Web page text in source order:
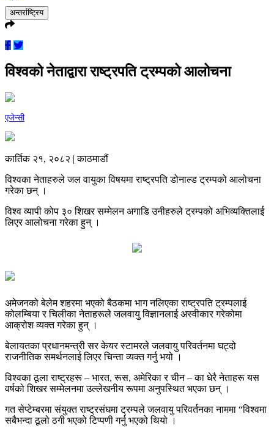
अन्तर्राष्ट्रिय
विश्वको नेताद्वारा राष्ट्रपति ट्रम्पको आलोचना
एजेन्सी
कार्तिक २१, २०८२ | काठमाडौं
विश्वका नेताहरुले जल वायुका विषयमा राष्ट्रपति डोनाल्ड ट्रम्पको आलोचना
गरेका छन् ।
विश्व व्यापी कोप ३० शिखर सम्मेलन अगाडि उनीहरुले ट्रम्पको अभिव्यक्तिलाई
लिएर आलोचना गरेका हुन् ।
अमेजनको बेलेम शहरमा भएको बैठकमा भाग नलिएका राष्ट्रपति ट्रम्पलाई
कोलम्बिया र चिलीका नेताहरूले जलवायु विज्ञानलाई अस्वीकार गरेकोमा
आक्रोश व्यक्त गरेका हुन् ।
बेलायतका प्रधानमन्त्री सर केयर स्टामरले जलवायु परिवर्तनमा घट्दो
राजनीतिक समर्थनलाई लिएर चिन्ता व्यक्त गर्नु भयो ।
विश्वका ठूला राष्ट्रहरू – भारत, रूस, अमेरिका र चीन – का धेरै नेताहरू यस
वर्षको शिखर सम्मेलनमा उल्लेखनीय रूपमा अनुपस्थित भएका छन् ।
गत सेप्टेम्बरमा संयुक्त राष्ट्रसंघमा ट्रम्पले जलवायु परिवर्तनका नाममा “विश्वमा
सबैभन्दा ठूलो ठगी भएको टिप्पणी गर्नु भएको थियो ।